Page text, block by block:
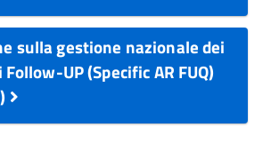
sulla gestione nazionale dei
UP (Specific AR FUQ)